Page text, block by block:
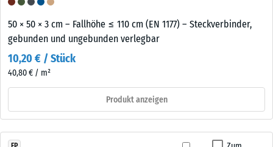
50 × 50 × 3 cm – Fallhöhe ≤ 110 cm (EN 1177) – Steckverbinder,
gebunden und ungebunden verlegbar
10,20 € / Stück
40,80 € / m²
Produkt anzeigen